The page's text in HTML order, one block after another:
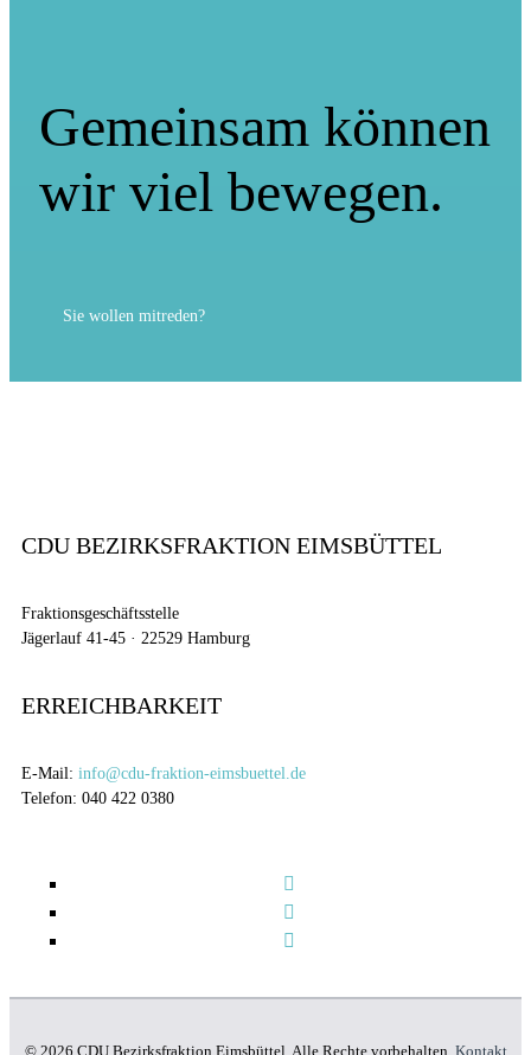
Gemeinsam können
wir viel bewegen.
Sie wollen mitreden?
CDU BEZIRKSFRAKTION EIMSBÜTTEL
Fraktionsgeschäftsstelle
Jägerlauf 41-45 · 22529 Hamburg
ERREICHBARKEIT
E-Mail: info@cdu-fraktion-eimsbuettel.de
Telefon: 040 422 0380
© 2026 CDU Bezirksfraktion Eimsbüttel. Alle Rechte vorbehalten. Kontakt